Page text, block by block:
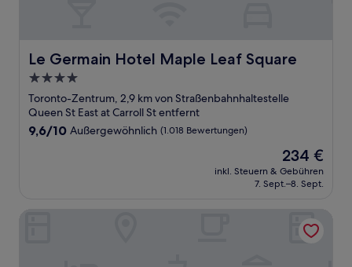
Le Germain Hotel Maple Leaf Square
Le Germain Hotel Maple Leaf Square
4.0-
Sterne-
Unterkunft
Toronto-Zentrum, 2,9 km von Straßenbahnhaltestelle
Queen St East at Carroll St entfernt
9.6
9,6/10 Außergewöhnlich (1.018 Bewertungen)
Der
Preis
beträgt
234 €
inkl. Steuern & Gebühren
7. Sept.–8. Sept.